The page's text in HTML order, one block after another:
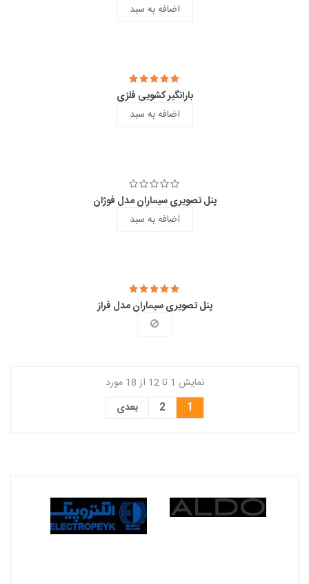
اضافه به سبد
بارانگیر کشویی فلزی
اضافه به سبد
پنل تصویری سیماران مدل فوژان
اضافه به سبد
پنل تصویری سیماران مدل فراز
نمایش 1 تا 12 از 18 مورد
1
2 بعدی